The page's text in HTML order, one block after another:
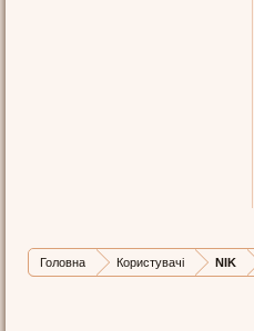
Головна Користувачі NIK